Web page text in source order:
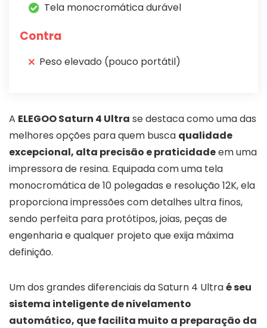
Tela monocromática durável
Contra
Peso elevado (pouco portátil)
A ELEGOO Saturn 4 Ultra se destaca como uma das
melhores opções para quem busca qualidade
excepcional, alta precisão e praticidadeem uma
impressora de resina. Equipada com uma tela
monocromática de 10 polegadas e resolução 12K, ela
proporciona impressões com detalhes ultra finos,
sendo perfeita para protótipos, joias, peças de
engenharia e qualquer projeto que exija máxima
definição.
Um dos grandes diferenciais da Saturn 4 Ultraé seu
sistema inteligente de nivelamento
automático, que facilita muito a preparação da